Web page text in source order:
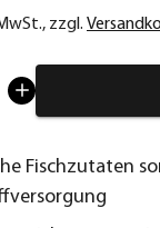
, zzgl.
Fischzutaten